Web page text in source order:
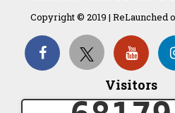
Organization Structure
ખેડુત માર્ગદર્શિકા
Accreditation Certificate
Copyright © 2019 | ReLaunched
Visitors